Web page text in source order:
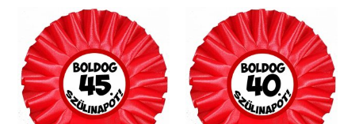
van.
A
változatok
a
van.
A
a